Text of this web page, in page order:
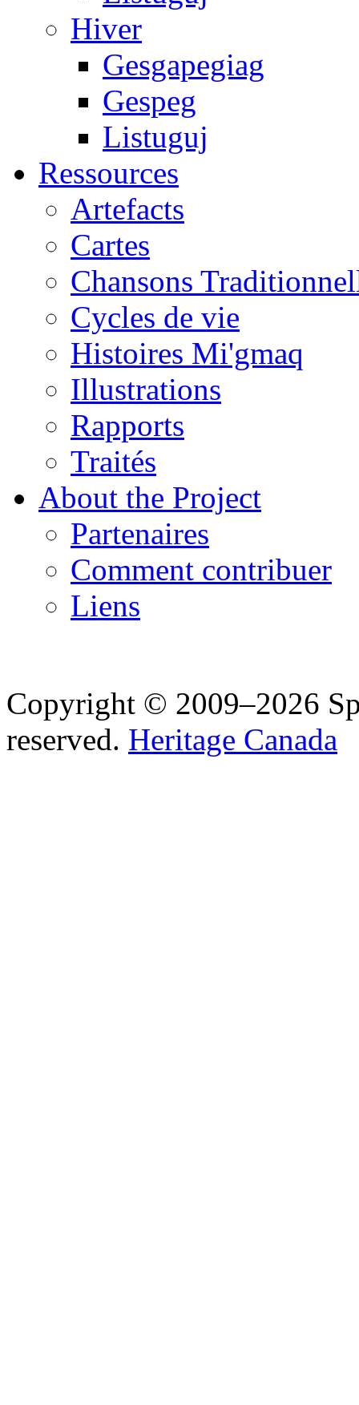
Hiver
Gesgapegiag
Gespeg
Listuguj
Ressources
Artefacts
Cartes
Chansons
Cycles de vie
Histoires Mi'gmaq
Illustrations
Rapports
Traités
About the Project
Partenaires
Comment contribuer
Liens
Copyright © 2009–2026
reserved. Heritage Canada